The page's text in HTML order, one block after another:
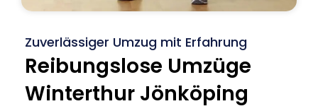
Zuverlässiger Umzug mit Erfahrung
Reibungslose Umzüge
Winterthur Jönköping